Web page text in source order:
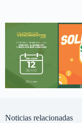
Noticias relacionadas